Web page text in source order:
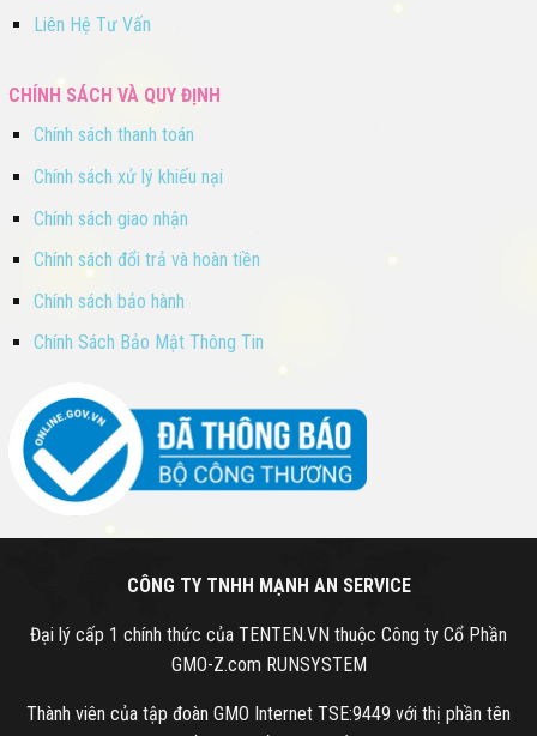
Liên Hệ Tư Vấn
CHÍNH SÁCH VÀ QUY ĐỊNH
Chính sách thanh toán
Chính sách xử lý khiếu nại
Chính sách giao nhận
Chính sách đổi trả và hoàn tiền
Chính sách bảo hành
Chính Sách Bảo Mật Thông Tin
CÔNG TY TNHH MẠNH AN SERVICE
Đại lý cấp 1 chính thức của TENTEN.VN thuộc Công ty Cổ Phần
GMO-Z.com RUNSYSTEM
Thành viên của tập đoàn GMO Internet TSE:9449 với thị phần tên